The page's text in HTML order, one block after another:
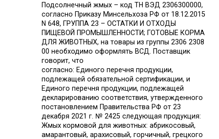
Подсолнечный жмых – код ТН ВЭД 2306300000,
согласно Приказу Минсельхоза РФ от 18.12.2015
N 648, ГРУППА 23 – ОСТАТКИ И ОТХОДЫ
ПИЩЕВОЙ ПРОМЫШЛЕННОСТИ; ГОТОВЫЕ КОРМА
ДЛЯ ЖИВОТНЫХ, на товары из группы 2306 2308
00 необходимо оформлять ВСД. Поставщик
говорит, что
согласно: Единого перечня продукции,
подлежащей обязательной сертификации, и
Единого перечня продукции, подлежащей
декларированию соответствия, утвержденного
постановлением Правительства РФ от 23
декабря 2021 г. № 2425 следующая продукция:
Жмых кормовой для животных: абрикосовый,
амарантовый, арахисовый, горчичный, грецкого